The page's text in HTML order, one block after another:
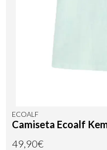
ECOALF
Camiseta Ecoalf
49,90€